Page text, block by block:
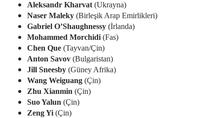
Aleksandr Kharvat (Ukrayna)
Naser Maleky (Birleşik Arap Emirlikleri)
Gabriel O’Shaughnessy (İrlanda)
Mohammed Morchidi (Fas)
Chen Que (Tayvan/Çin)
Anton Savov (Bulgaristan)
Jill Sneesby (Güney Afrika)
Wang Weiguang (Çin)
Zhu Xianmin (Çin)
Suo Yalun (Çin)
Zeng Yi (Çin)